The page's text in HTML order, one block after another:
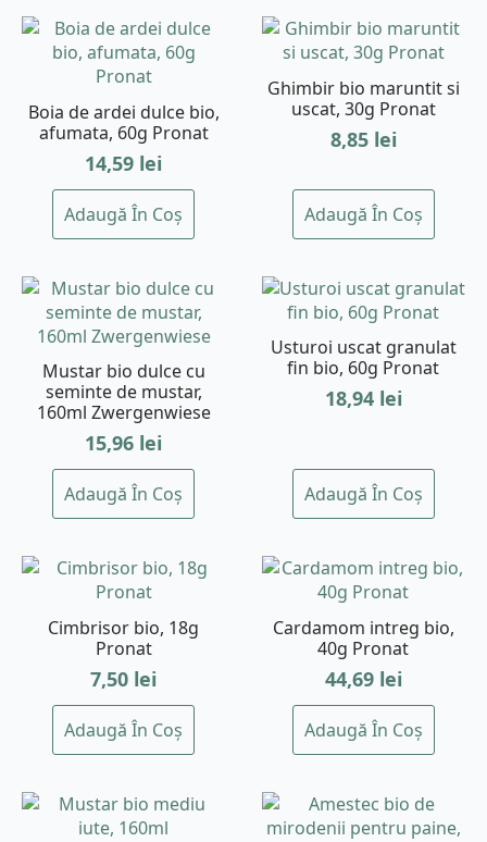
Boia de ardei dulce bio,
afumata, 60g Pronat
14,59 lei
Adaugă În Coș
Ghimbir bio maruntit si
uscat, 30g Pronat
8,85 lei
Adaugă În Coș
Mustar bio dulce cu
seminte de mustar,
160ml Zwergenwiese
15,96 lei
Adaugă În Coș
Usturoi uscat granulat
fin bio, 60g Pronat
18,94 lei
Adaugă În Coș
Cimbrisor bio, 18g
Pronat
7,50 lei
Adaugă În Coș
Cardamom intreg bio,
40g Pronat
44,69 lei
Adaugă În Coș